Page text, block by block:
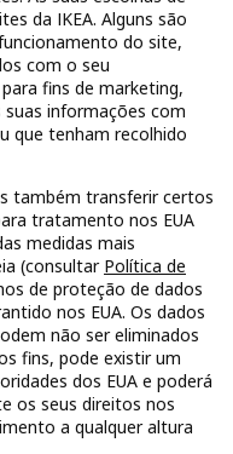
PT
da IKEA. Alguns são
do site,
com o seu
fins de marketing,
informações com
que tenham recolhido
também transferir certos
tratamento nos EUA
medidas mais
(consultar Política de
de proteção de dados
nos EUA. Os dados
não ser eliminados
fins, pode existir um
dos EUA e poderá
os seus direitos nos
a qualquer altura